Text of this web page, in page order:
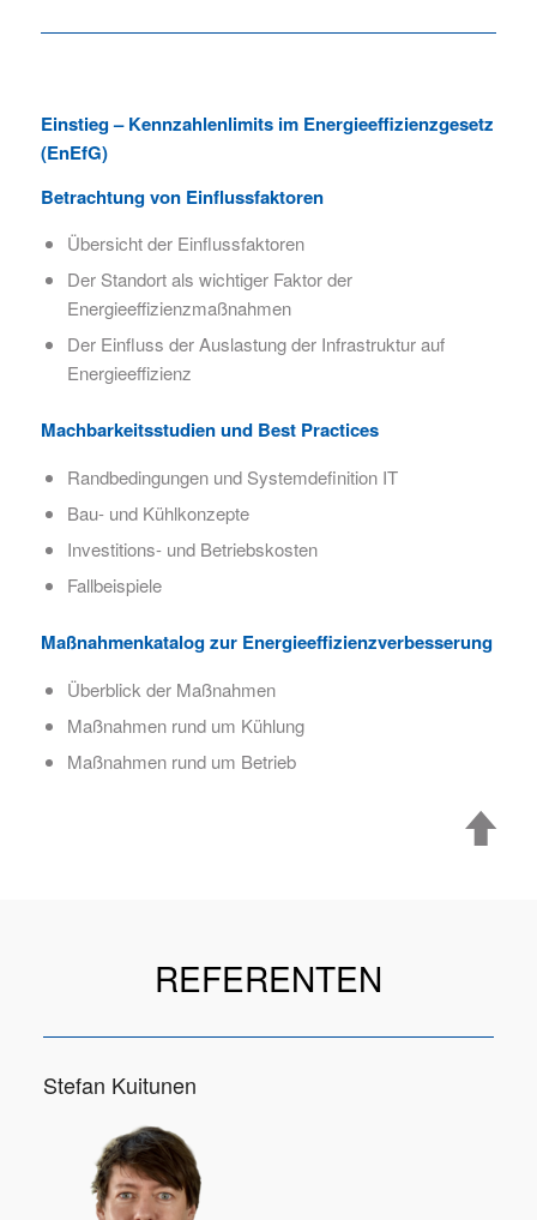
Einstieg – Kennzahlenlimits im Energieeffizienzgesetz
(EnEfG)
Betrachtung von Einflussfaktoren
Übersicht der Einflussfaktoren
Der Standort als wichtiger Faktor der
Energieeffizienzmaßnahmen
Der Einfluss der Auslastung der Infrastruktur auf
Energieeffizienz
Machbarkeitsstudien und Best Practices
Randbedingungen und Systemdefinition IT
Bau- und Kühlkonzepte
Investitions- und Betriebskosten
Fallbeispiele
Maßnahmenkatalog zur Energieeffizienzverbesserung
Überblick der Maßnahmen
Maßnahmen rund um Kühlung
Maßnahmen rund um Betrieb
REFERENTEN
Stefan Kuitunen